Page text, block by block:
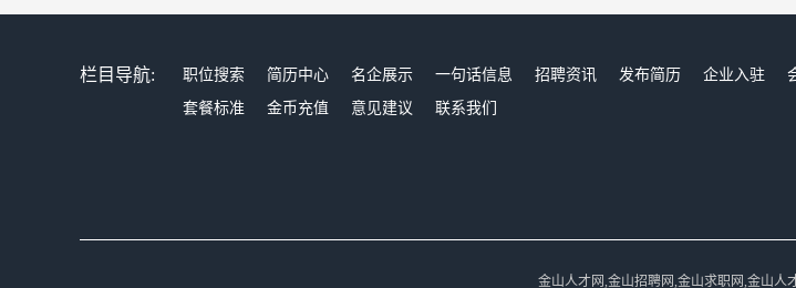
栏目导航: 职位搜索 简历中心 名企展示 一句话信息 招聘资讯 发布简历 企业入驻
套餐标准
金币充值 意见建议 联系我们
金山人才网,金山招聘网,金山求职网,金山人